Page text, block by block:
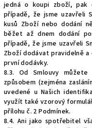
jedná o koupi zboží,
případě, že jsme uzavřeli
kusů Zboží nebo dodání
běžet až dnem dodání
případě, že jsme uzavřeli
Zboží dodávat pravidelně
první dodávky.
8.3. Od Smlouvy můžete
způsobem (zejména
uvedené u Našich
využít také vzorový
přílohu č. 2 Podmínek.
8.4. Ani jako spotřebitel